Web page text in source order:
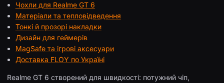
Чохли для Realme GT 6
Матеріали та тепловідведення
Тонкі й прозорі накладки
Дизайн для геймерів
MagSafe та ігрові аксесуари
Доставка FLOY по Україні
Realme GT 6 створений для швидкості: потужний чіп,